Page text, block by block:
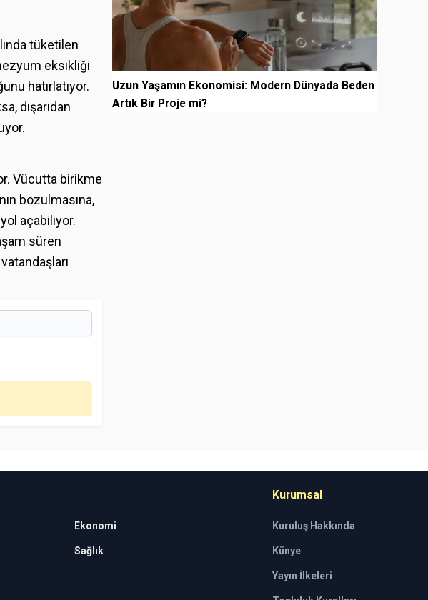
tüketilen
eksikliği
hatırlatıyor.
dışarıdan
Vücutta birikme
bozulmasına,
açabiliyor.
süren
Uzun Yaşamın Ekonomisi: Modern Dünyada Beden
Artık Bir Proje mi?
Ekonomi
Sağlık
Kurumsal
Kuruluş Hakkında
Künye
Yayın İlkeleri